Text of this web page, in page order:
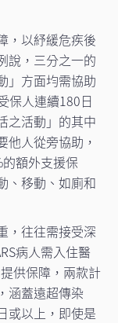
，以紓緩危疾後
說，三分之一的
」方面均需協助
保人連續180日
之活動」的其中
他人從旁協助，
額外支援保
、移動、如廁和
，往往需接受深
病人需入住醫
供保障，兩款計
涵蓋遠超傳染
或以上，即使是